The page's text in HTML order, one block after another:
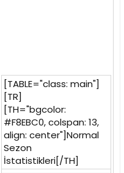
[TABLE="class: main"]
[TR]
[TH="bgcolor:
#F8EBC0, colspan: 13,
align: center"]Normal
Sezon
İstatistikleri[/TH]